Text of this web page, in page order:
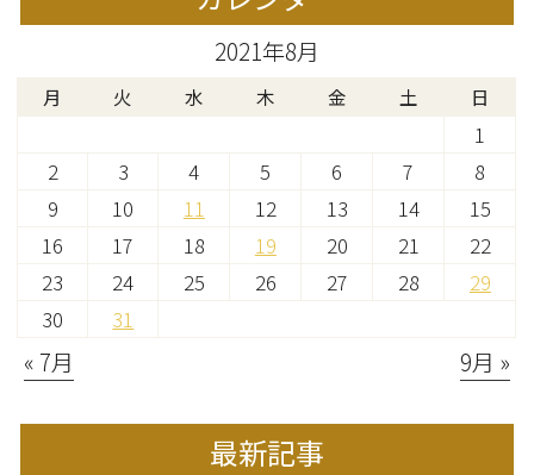
2021年8月
月 火 水 木 金 土 日
1
2
3 4 5 6 7
8
9
10 11 12 13 14
15
16
17 18 19 20 21
22
23
24 25 26 27 28
29
30
31
« 7月 9月 »
最新記事